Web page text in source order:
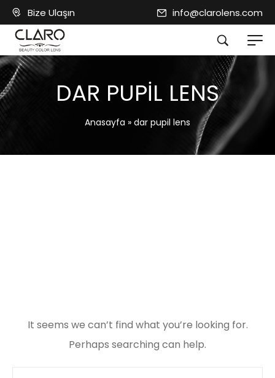
Bize Ulaşın info@clarolens.com
DAR PUPIL LENS
Anasayfa » dar pupil lens
It seems we can’t find what you’re looking for.
Perhaps searching can help.